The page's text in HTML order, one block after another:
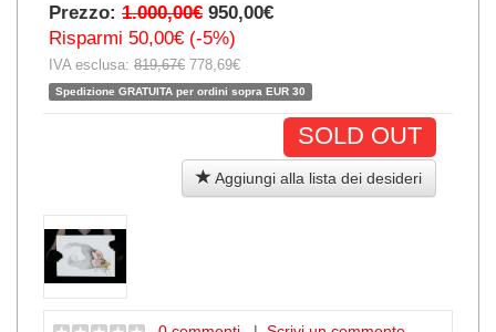
Prezzo: 1.000,00€ 950,00€
Risparmi 50,00€ (-5%)
IVA esclusa: 819,67€ 778,69€
Spedizione GRATUITA per ordini sopra EUR 30
SOLD OUT
Aggiungi alla lista dei desideri